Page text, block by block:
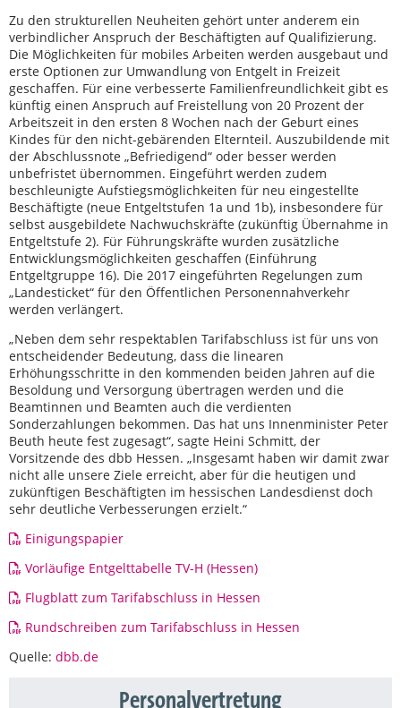
Zu den strukturellen Neuheiten gehört unter anderem ein
verbindlicher Anspruch der Beschäftigten auf Qualifizierung.
Die Möglichkeiten für mobiles Arbeiten werden ausgebaut und
erste Optionen zur Umwandlung von Entgelt in Freizeit
geschaffen. Für eine verbesserte Familienfreundlichkeit gibt es
künftig einen Anspruch auf Freistellung von 20 Prozent der
Arbeitszeit in den ersten 8 Wochen nach der Geburt eines
Kindes für den nicht-gebärenden Elternteil. Auszubildende mit
der Abschlussnote „Befriedigend“ oder besser werden
unbefristet übernommen. Eingeführt werden zudem
beschleunigte Aufstiegsmöglichkeiten für neu eingestellte
Beschäftigte (neue Entgeltstufen 1a und 1b), insbesondere für
selbst ausgebildete Nachwuchskräfte (zukünftig Übernahme in
Entgeltstufe 2). Für Führungskräfte wurden zusätzliche
Entwicklungsmöglichkeiten geschaffen (Einführung
Entgeltgruppe 16). Die 2017 eingeführten Regelungen zum
„Landesticket“ für den Öffentlichen Personennahverkehr
werden verlängert.
„Neben dem sehr respektablen Tarifabschluss ist für uns von
entscheidender Bedeutung, dass die linearen
Erhöhungsschritte in den kommenden beiden Jahren auf die
Besoldung und Versorgung übertragen werden und die
Beamtinnen und Beamten auch die verdienten
Sonderzahlungen bekommen. Das hat uns Innenminister Peter
Beuth heute fest zugesagt“, sagte Heini Schmitt, der
Vorsitzende des dbb Hessen. „Insgesamt haben wir damit zwar
nicht alle unsere Ziele erreicht, aber für die heutigen und
zukünftigen Beschäftigten im hessischen Landesdienst doch
sehr deutliche Verbesserungen erzielt.“
Einigungspapier
Vorläufige Entgelttabelle TV-H (Hessen)
Flugblatt zum Tarifabschluss in Hessen
Rundschreiben zum Tarifabschluss in Hessen
Quelle: dbb.de
Personalvertretung